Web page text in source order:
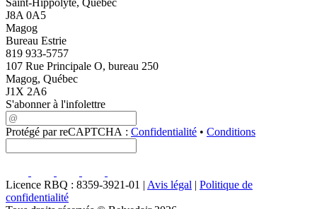
J8A 0A5
Magog
Bureau Estrie
819 933-5757
107 Rue Principale O, bureau 250
Magog, Québec
J1X 2A6
S'abonner à l'infolettre
Protégé par reCAPTCHA : Confidentialité • Conditions
Licence RBQ : 8359-3921-01 | Avis légal | Politique de
confidentialité